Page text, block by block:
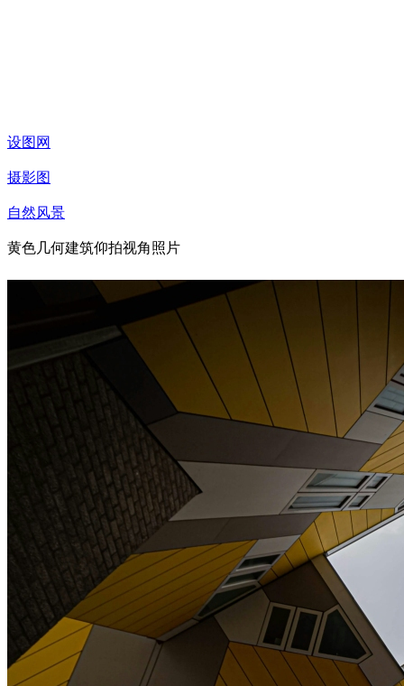
设图网
摄影图
自然风景
黄色几何建筑仰拍视角照片